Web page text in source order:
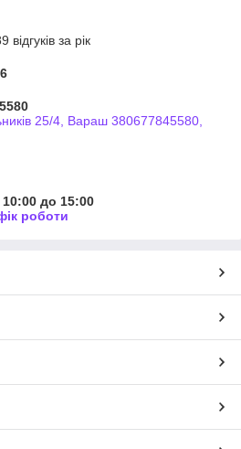
за рік
25/4, Вараш 380677845580,
до 15:00
роботи